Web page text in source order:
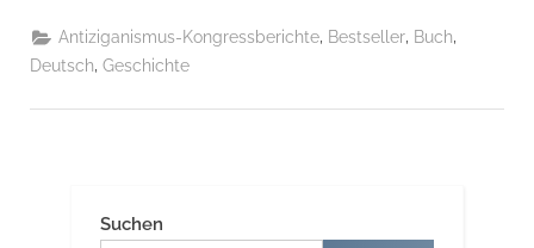
Internationalen
Antiziganismus-
Kongreß:
KZ-
Antiziganismus-Kongressberichte, Bestseller, Buch,
Deutsch, Geschichte
Suchen